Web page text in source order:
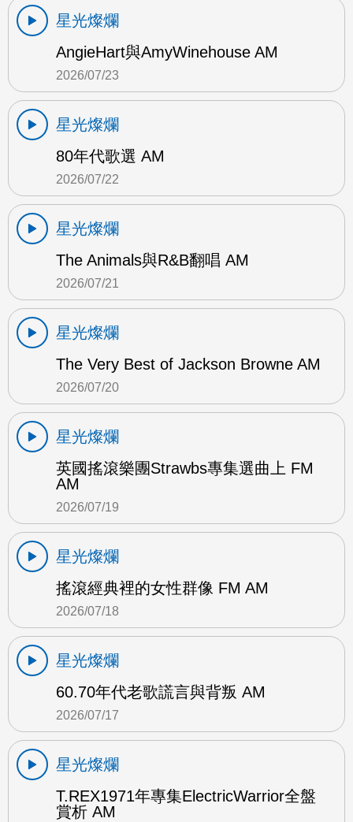
星光燦爛
AngieHart與AmyWinehouse AM
2026/07/23
星光燦爛
80年代歌選 AM
2026/07/22
星光燦爛
The Animals與R&B翻唱 AM
2026/07/21
星光燦爛
The Very Best of Jackson Browne AM
2026/07/20
星光燦爛
英國搖滾樂團Strawbs專集選曲上 FM
AM
2026/07/19
星光燦爛
搖滾經典裡的女性群像 FM AM
2026/07/18
星光燦爛
60.70年代老歌謊言與背叛 AM
2026/07/17
星光燦爛
T.REX1971年專集ElectricWarrior全盤
賞析 AM